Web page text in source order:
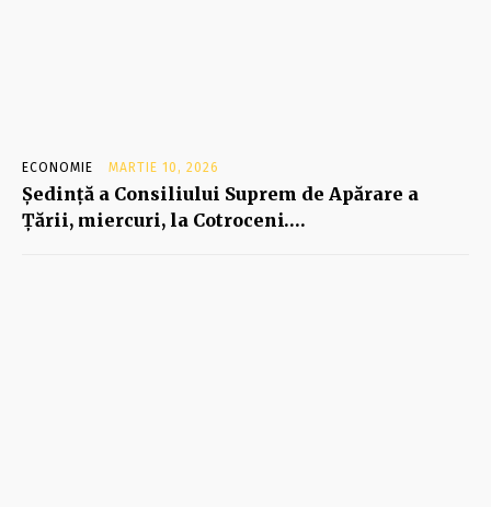
ECONOMIE MARTIE 10, 2026
Şedinţă a Consiliului Suprem de Apărare a
Ţării, miercuri, la Cotroceni….